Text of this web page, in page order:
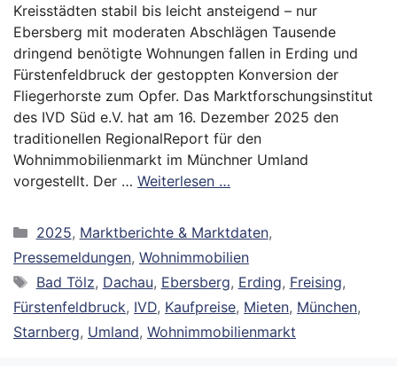
Kreisstädten stabil bis leicht ansteigend – nur
Ebersberg mit moderaten Abschlägen Tausende
dringend benötigte Wohnungen fallen in Erding und
Fürstenfeldbruck der gestoppten Konversion der
Fliegerhorste zum Opfer. Das Marktforschungsinstitut
des IVD Süd e.V. hat am 16. Dezember 2025 den
traditionellen RegionalReport für den
Wohnimmobilienmarkt im Münchner Umland
vorgestellt. Der … Weiterlesen …
Kategorien
2025, Marktberichte & Marktdaten,
Pressemeldungen, Wohnimmobilien
Schlagwörter
Bad Tölz, Dachau, Ebersberg, Erding, Freising,
Fürstenfeldbruck, IVD, Kaufpreise, Mieten, München,
Starnberg, Umland, Wohnimmobilienmarkt